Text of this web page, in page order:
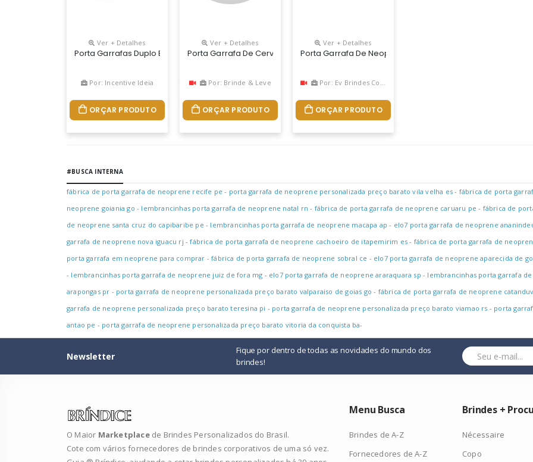
Ver + Detalhes
Porta Garrafas Duplo Em Neoprene Isotérmico.
Por: Incentive Ideia
ORÇAR PRODUTO
Ver + Detalhes
Porta Garrafa De Cerveja 600ml Em Neoprene Personalizado É Um Brinde Simples E
Por: Brinde & Leve
ORÇAR PRODUTO
Ver + Detalhes
Porta Garrafa De Neoprene Personalizado – Fabricação
Por: Ev Brindes Corporativo
ORÇAR PRODUTO
#BUSCA INTERNA
fábrica de porta garrafa de neoprene recife pe - porta garrafa de neoprene personalizada preço barato vila velha es - fábrica de porta
neoprene goiania go - lembrancinhas porta garrafa de neoprene natal rn - fábrica de porta garrafa de neoprene caruaru pe - fábrica de
de neoprene santa cruz do capibaribe pe - lembrancinhas porta garrafa de neoprene macapa ap - elo7 porta garrafa de neoprene
garrafa de neoprene nova iguacu rj -fábrica de porta garrafa de neoprene cachoeiro de itapemirim es - fábrica de porta garrafa de
porta garrafa em neoprene para comprar -fábrica de porta garrafa de neoprene sobral ce - elo7 porta garrafa de neoprene aparecida de
- lembrancinhas porta garrafa de neoprene juiz de fora mg - elo7 porta garrafa de neoprene araraquara sp - lembrancinhas porta garrafa
arapongas pr - porta garrafa de neoprene personalizada preço barato valparaiso de goias go - fábrica de porta garrafa de neoprene
garrafa de neoprene personalizada preço barato teresina pi - porta garrafa de neoprene personalizada preço barato viamao rs - porta
antao pe - porta garrafa de neoprene personalizada preço barato vitoria da conquista ba-
Newsletter
Fique por dentro de todas as novidades do mundo dos
brindes!
O Maior Marketplace de Brindes Personalizados do Brasil.
Cote com vários fornecedores de brindes corporativos de uma só vez.
Menu Busca
Brindes de A-Z
Fornecedores de A-Z
Brindes +
Nécessaire
Copo